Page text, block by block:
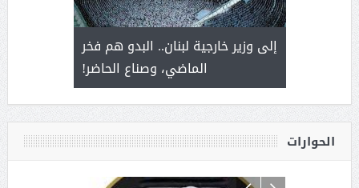
سلمان
إلى وزير خارجية لبنان.. البدو هم فخر
الماضي، وصناع الحاضر!
من عشق
الحوارات